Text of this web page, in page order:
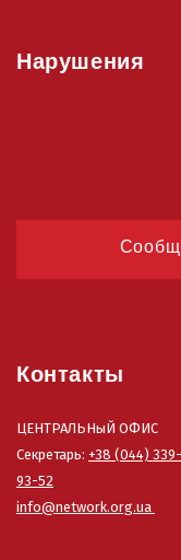
Нарушения
Контакты
ЦЕНТРАЛЬНыЙ ОФИС
Секретарь: +38 (044)
93-52
info@network.org.ua